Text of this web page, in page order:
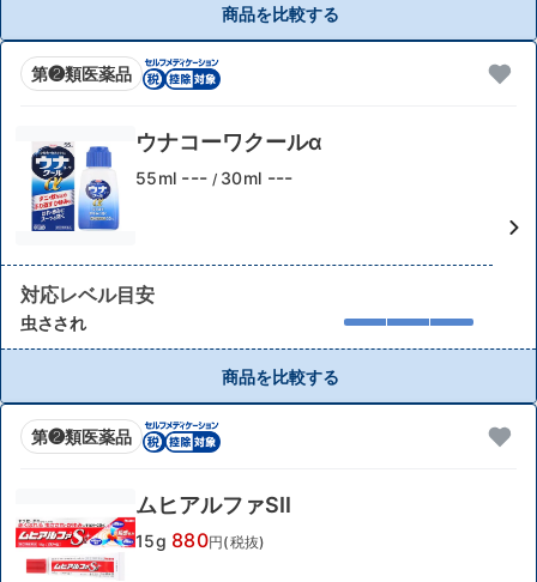
商品を比較する
第❷類医薬品
ウナコーワクールα
55ml --- / 30ml ---
対応レベル目安
虫さされ
商品を比較する
第❷類医薬品
ムヒアルファSⅡ
15g 880円(税抜)